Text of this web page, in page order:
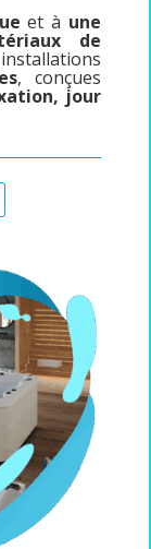
et à une
de
, conçues
jour